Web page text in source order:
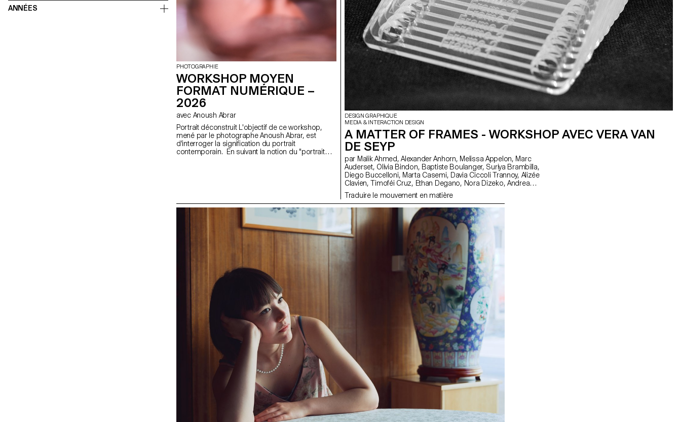
ANNÉES
PHOTOGRAPHIE
WORKSHOP MOYEN
FORMAT NUMÉRIQUE –
2026
avec Anoush Abrar
Portrait déconstruit L'objectif de ce workshop,
mené par le photographe Anoush Abrar, est
d'interroger la signification du portrait
contemporain. En suivant la notion du "portrait
DESIGN GRAPHIQUE
MEDIA & INTERACTION DESIGN
A MATTER OF FRAMES - WORKSHOP AVEC VERA VAN
DE SEYP
par Malik Ahmed, Alexander Anhorn, Melissa Appelon, Marc
Auderset, Olivia Bindon, Baptiste Boulanger, Suriya Brambilla,
Diego Buccelloni, Marta Casemi, Davia Ciccoli Trannoy, Alizée
Clavien, Timoféi Cruz, Ethan Degano, Nora Dizeko, Andrea
Domínguez Formet, Mathias Dugenne, Mathias Gelin, Tanguy
Genier, Lila Gomez Gaillet, Juliana Granato, Xenia Grange,
Bérangère Gremion, Helena Hell, Rocio Hernandez, Salomé
Pardo Pariente, Zachary Ramelet, Gabrielle Richard, Théo Rizzo,
Alessia Rollini, Malcolm Semedo Barreto, Anastassia Siebold,
Philippe Strässle Zuniga, Baptiste Sultana, Luna Tavernier, Margaux
Traduire le mouvement en matière